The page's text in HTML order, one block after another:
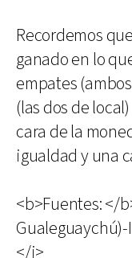
Recordemos
ganado en lo
empates
(las dos de
cara de la
igualdad y una
<b>Fuentes: </
</i>